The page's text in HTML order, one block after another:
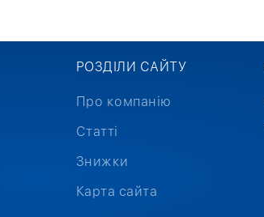
РОЗДІЛИ САЙТУ
Про компанію
Статті
Знижки
Карта сайта